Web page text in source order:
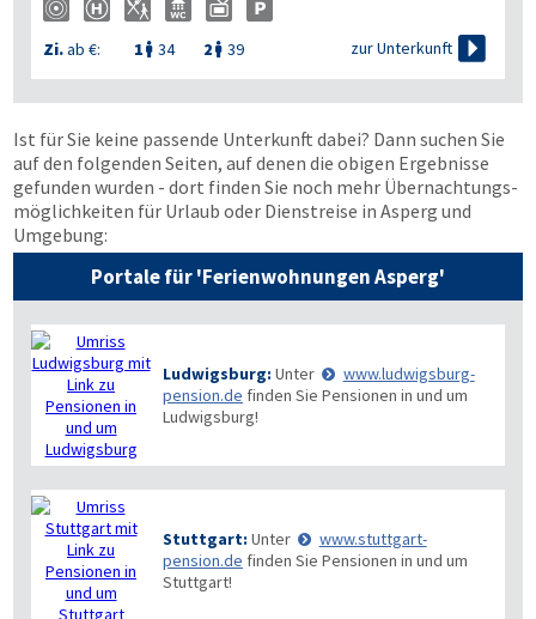
Zi.ab €: 1  34 2  39 zur Unterkunft 
Ist für Sie keine passende Unterkunft dabei? Dann suchen Sie
auf den folgenden Seiten, auf denen die obigen Ergebnisse
gefunden wurden - dort finden Sie noch mehr Übernachtungs­
möglichkeiten für Urlaub oder Dienstreise in Asperg und
Umgebung:
Portale für 'Ferienwohnungen Asperg'
Ludwigsburg: Unter
www.ludwigsburg-
pension.de finden Sie Pensionen in und um
Ludwigsburg!
Stuttgart: Unter
www.stuttgart-
pension.de finden Sie Pensionen in und um
Stuttgart!